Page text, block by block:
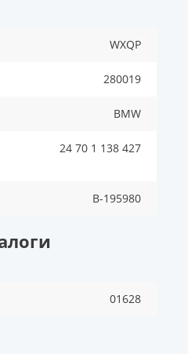
WXQP
280019
BMW
24 70 1 138 427
B-195980
01628